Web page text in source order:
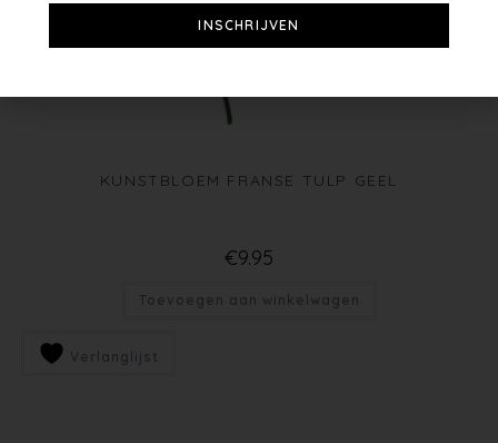
KUNSTBLOEM FRANSE TULP GEEL
€9.95
Toevoegen aan winkelwagen
Verlanglijst
INSCHRIJVEN